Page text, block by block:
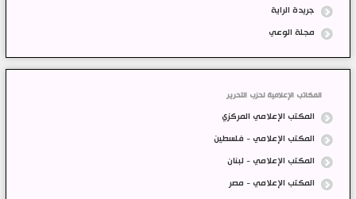
جريدة الراية
مجلة الوعي
المكاتب الإعلامية لحزب التحرير
المكتب الإعلامي المركزي
المكتب الإعلامي - فلسطين
المكتب الإعلامي - لبنان
المكتب الإعلامي - مصر